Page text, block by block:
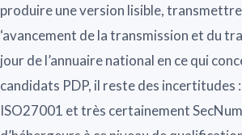
produire une version lisible,
‘avancement de la transmission et du
jour de l’annuaire national en ce qui
candidats PDP, il reste des incertitudes
ISO27001 et très certainement